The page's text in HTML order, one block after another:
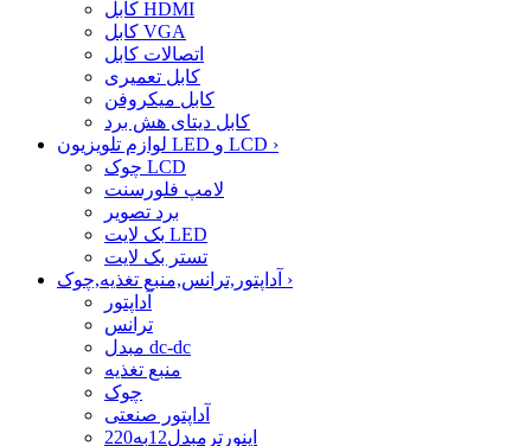
کابل HDMI
کابل VGA
اتصالات کابل
کابل تعمیری
کابل میکروفن
کابل دیتای هش برد
لوازم تلویزیون LED و LCD ›
چوک LCD
لامپ فلورسنت
برد تصویر
بک لایت LED
تستر بک لایت
›
آداپتور
ترانس
مبدل dc-dc
منبع تغذیه
چوک
آداپتور صنعتی
اینورترمبدل12به220